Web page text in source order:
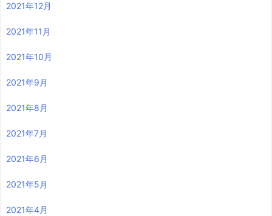
2021年12月
2021年11月
2021年10月
2021年9月
2021年8月
2021年7月
2021年6月
2021年5月
2021年4月